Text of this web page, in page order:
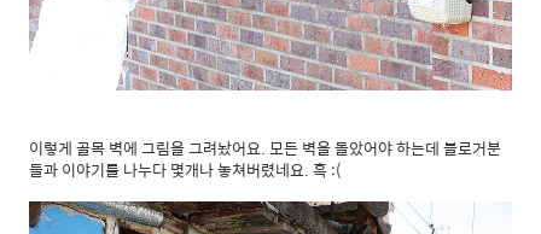
이렇게 골목 벽에 그림을 그려놨어요. 모든 벽을 돌았어야 하는데 블로거분
들과 이야기를 나누다 몇개나 놓쳐버렸네요. 흑 :(